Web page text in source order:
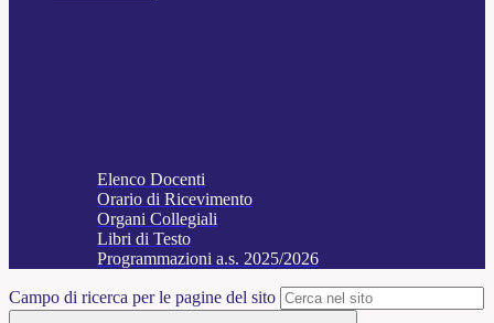
Elenco Docenti
Orario di Ricevimento
Organi Collegiali
Libri di Testo
Programmazioni a.s. 2025/2026
Campo di ricerca per le pagine del sito